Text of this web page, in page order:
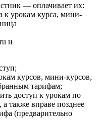
— оплачивает их:
к урокам курса, мини-
и
курсов, мини-курсов,
тарифам;
доступ к урокам по
также вправе позднее
(предварительно